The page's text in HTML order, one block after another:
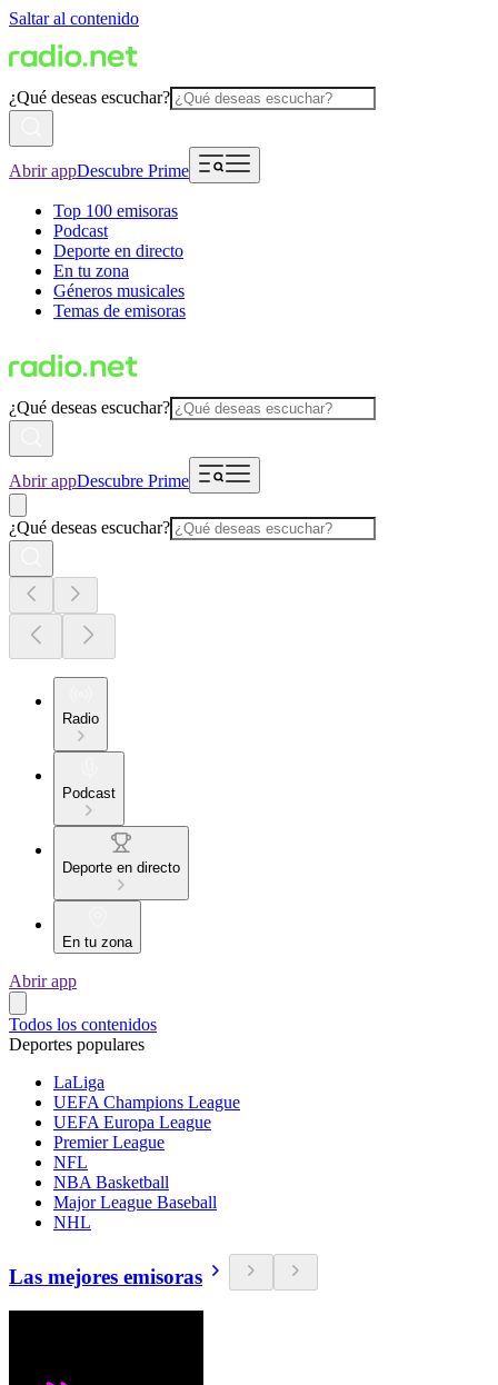
Saltar al contenido
¿Qué deseas escuchar?
Abrir appDescubre Prime
Top 100 emisoras
Podcast
Deporte en directo
En tu zona
Géneros musicales
Temas de emisoras
¿Qué deseas escuchar?
Abrir appDescubre Prime
¿Qué deseas escuchar?
Radio
Podcast
Deporte en directo
En tu zona
Abrir app
Todos los contenidos
Deportes populares
LaLiga
UEFA Champions League
UEFA Europa League
Premier League
NFL
NBA Basketball
Major League Baseball
NHL
Las mejores emisoras